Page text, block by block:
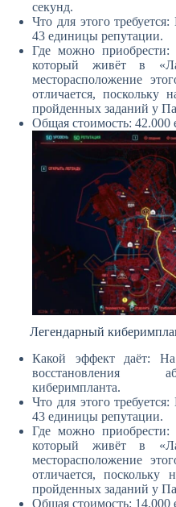
секунд.
Что для этого
43 единицы репутации.
Где можно
который живёт в
месторасположение
отличается, поскольку
пройденных заданий у
Общая стоимость: 42.000
Легендарный
Какой эффект даёт: На
восстановления
киберимпланта.
Что для этого
43 единицы репутации.
Где можно
который живёт в
месторасположение
отличается, поскольку
пройденных заданий у
Общая стоимость: 14.000